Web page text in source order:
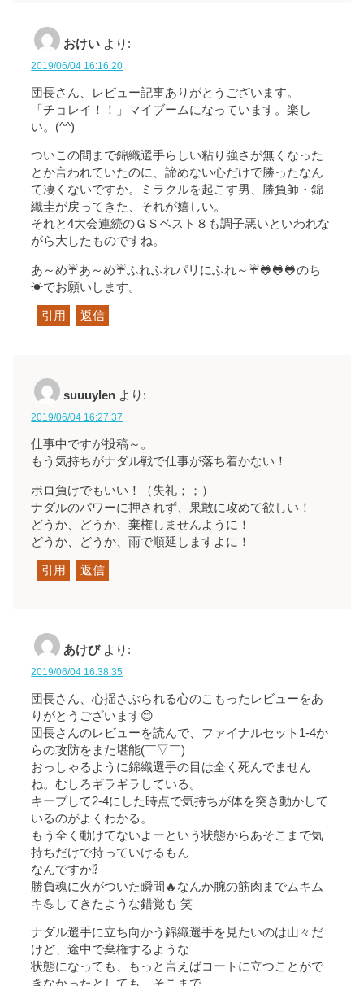
おけい より:
2019/06/04 16:16:20
団長さん、レビュー記事ありがとうございます。
「チョレイ！！」マイブームになっています。楽し
い。(^^)
ついこの間まで錦織選手らしい粘り強さが無くなった
とか言われていたのに、諦めない心だけで勝ったなん
て凄くないですか。ミラクルを起こす男、勝負師・錦
織圭が戻ってきた、それが嬉しい。
それと4大会連続のＧＳベスト８も調子悪いといわれな
がら大したものですね。
あ～め☔あ～め☔ふれふれパリにふれ～☔🐸🐸🐸のち
☀でお願いします。
引用 返信
suuuylen より:
2019/06/04 16:27:37
仕事中ですが投稿～。
もう気持ちがナダル戦で仕事が落ち着かない！
ボロ負けでもいい！（失礼；；）
ナダルのパワーに押されず、果敢に攻めて欲しい！
どうか、どうか、棄権しませんように！
どうか、どうか、雨で順延しますよに！
引用 返信
あけび より:
2019/06/04 16:38:35
団長さん、心揺さぶられる心のこもったレビューをあ
りがとうございます😊
団長さんのレビューを読んで、ファイナルセット1-4か
らの攻防をまた堪能(￣▽￣)
おっしゃるように錦織選手の目は全く死んでません
ね。むしろギラギラしている。
キープして2-4にした時点で気持ちが体を突き動かして
いるのがよくわかる。
もう全く動けてないよーという状態からあそこまで気
持ちだけで持っていけるもん
なんですか⁉️
勝負魂に火がついた瞬間🔥なんか腕の筋肉までムキム
キ💪してきたような錯覚も 笑
ナダル選手に立ち向かう錦織選手を見たいのは山々だ
けど、途中で棄権するような
状態になっても、もっと言えばコートに立つことがで